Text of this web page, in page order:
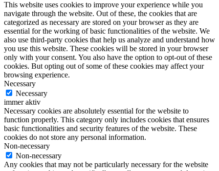
This website uses cookies to improve your experience while you
navigate through the website. Out of these, the cookies that are
categorized as necessary are stored on your browser as they are
essential for the working of basic functionalities of the website. We
also use third-party cookies that help us analyze and understand how
you use this website. These cookies will be stored in your browser
only with your consent. You also have the option to opt-out of these
cookies. But opting out of some of these cookies may affect your
browsing experience.
Necessary
Necessary
immer aktiv
Necessary cookies are absolutely essential for the website to
function properly. This category only includes cookies that ensures
basic functionalities and security features of the website. These
cookies do not store any personal information.
Non-necessary
Non-necessary
Any cookies that may not be particularly necessary for the website